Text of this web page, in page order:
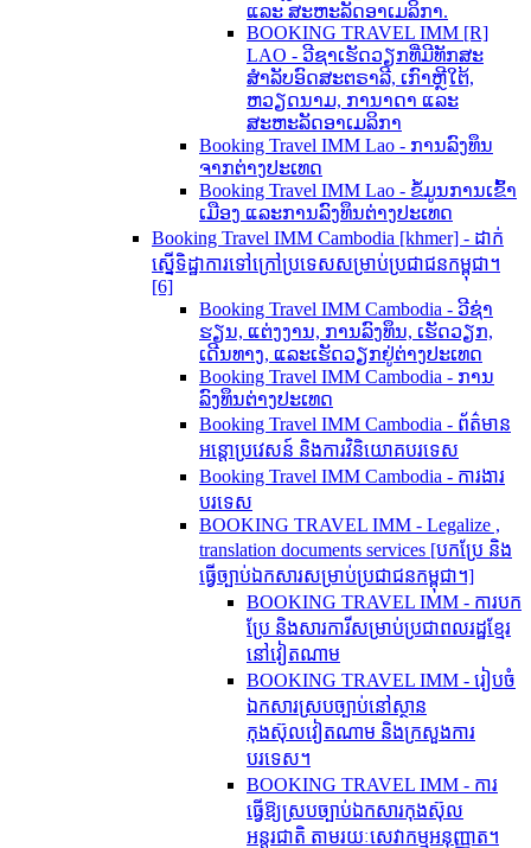
ແລະ ສະຫະລັດອາເມລິກາ.
BOOKING TRAVEL IMM [R]
LAO - ວີຊາເຮັດວຽກທີ່ມີທັກສະ
ສຳລັບອົດສະຕຣາລີ, ເກົາຫຼີໃຕ້,
ຫວຽດນາມ, ການາດາ ແລະ
ສະຫະລັດອາເມລິກາ
Booking Travel IMM Lao - ການລົງທຶນ
ຈາກຕ່າງປະເທດ
Booking Travel IMM Lao - ຂໍ້ມູນການເຂົ້າ
ເມືອງ ແລະການລົງທຶນຕ່າງປະເທດ
Booking Travel IMM Cambodia [khmer] - ដាក់
ស្នើទិដ្ឋាការទៅក្រៅប្រទេសសម្រាប់ប្រជាជនកម្ពុជា។
[6]
Booking Travel IMM Cambodia - ວີຊ່າ
ຮຽນ, ແຕ່ງງານ, ການລົງທຶນ, ເຮັດວຽກ,
ເດີນທາງ, ແລະເຮັດວຽກຢູ່ຕ່າງປະເທດ
Booking Travel IMM Cambodia - ການ
ລົງທຶນຕ່າງປະເທດ
Booking Travel IMM Cambodia - ព័ត៌មាន
អន្តោប្រវេសន៍ និងការវិនិយោគបរទេស
Booking Travel IMM Cambodia - ការងារ
បរទេស
BOOKING TRAVEL IMM - Legalize ,
translation documents services [បកប្រែ និង​
ធ្វើ​ច្បាប់​ឯកសារ​សម្រាប់​ប្រជាជន​កម្ពុជា។]
BOOKING TRAVEL IMM - ការបក
ប្រែ និងសារការីសម្រាប់ប្រជាពលរដ្ឋខ្មែរ
នៅវៀតណាម
BOOKING TRAVEL IMM - រៀបចំ
ឯកសារស្របច្បាប់នៅស្ថាន
កុងស៊ុលវៀតណាម និងក្រសួងការ
បរទេស។
BOOKING TRAVEL IMM - ការ
ធ្វើឱ្យស្របច្បាប់ឯកសារកុងស៊ុល
អន្តរជាតិ តាមរយៈសេវាកម្មអនុញ្ញាត។